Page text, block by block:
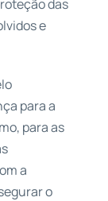
das
e
para a
para as
a
o